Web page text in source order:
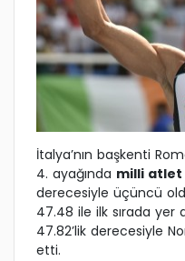
İtalya’nın başkenti
4. ayağında milli atlet
derecesiyle üçüncü
47.48 ile ilk sırada yer
47.82’lik derecesiyle
etti.